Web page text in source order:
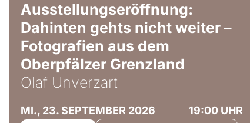
Ausstellungseröffnung:
Dahinten gehts nicht weiter –
Fotografien aus dem
Oberpfälzer Grenzland
Olaf Unverzart
MI., 23. SEPTEMBER 2026 19:00 UHR